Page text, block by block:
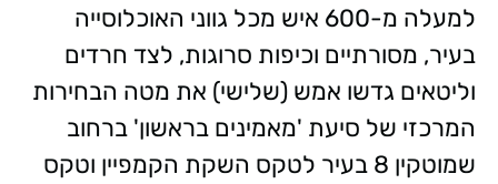
למעלה מ-600 איש מכל גווני האוכלוסייה
בעיר, מסורתיים וכיפות סרוגות, לצד חרדים
וליטאים גדשו אמש (שלישי) את מטה הבחירות
המרכזי של סיעת 'מאמינים בראשון' ברחוב
שמוטקין 8 בעיר לטקס השקת הקמפיין וטקס